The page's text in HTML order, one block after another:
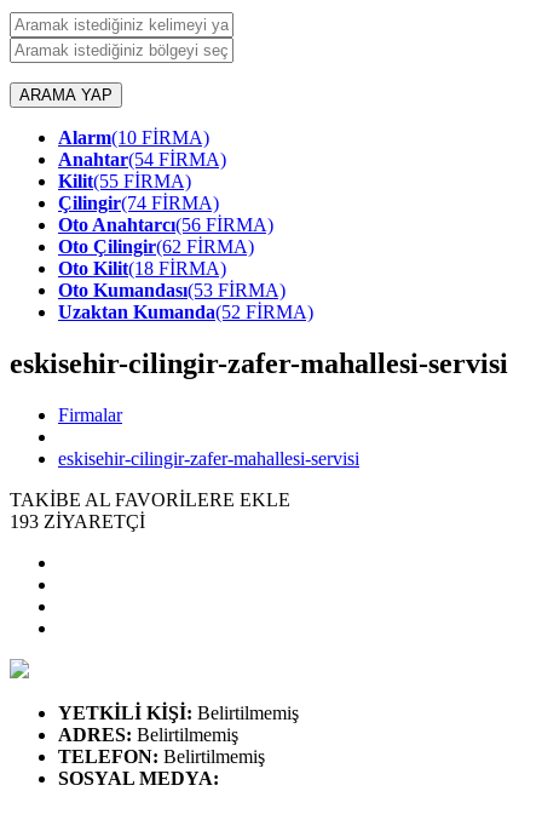
ARAMA YAP
Alarm(10 FİRMA)
Anahtar(54 FİRMA)
Kilit(55 FİRMA)
Çilingir(74 FİRMA)
Oto Anahtarcı(56 FİRMA)
Oto Çilingir(62 FİRMA)
Oto Kilit(18 FİRMA)
Oto Kumandası(53 FİRMA)
Uzaktan Kumanda(52 FİRMA)
eskisehir-cilingir-zafer-mahallesi-servisi
Firmalar
eskisehir-cilingir-zafer-mahallesi-servisi
TAKİBE AL FAVORİLERE EKLE
193 ZİYARETÇİ
YETKİLİ KİŞİ: Belirtilmemiş
ADRES: Belirtilmemiş
TELEFON: Belirtilmemiş
SOSYAL MEDYA: